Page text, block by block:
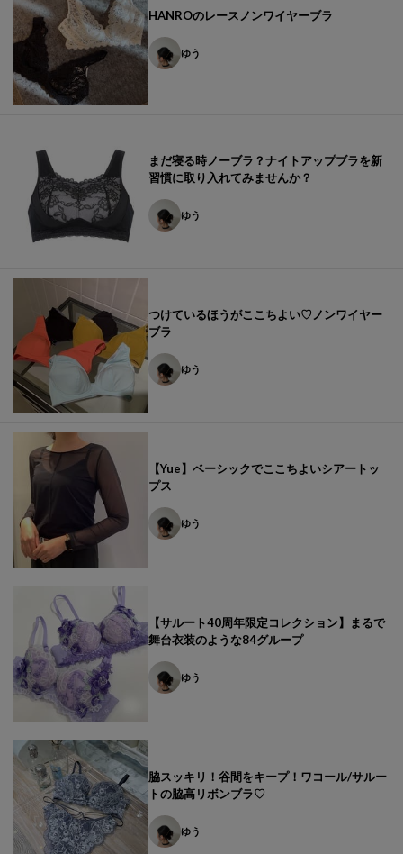
HANROのレースノンワイヤーブラ
ゆう
まだ寝る時ノーブラ？ナイトアップブラを新
習慣に取り入れてみませんか？
ゆう
つけているほうがここちよい♡ノンワイヤー
ブラ
ゆう
【Yue】ベーシックでここちよいシアートッ
プス
ゆう
【サルート40周年限定コレクション】まるで
舞台衣装のような84グループ
ゆう
脇スッキリ！谷間をキープ！ワコール/サルー
トの脇高リボンブラ♡
ゆう